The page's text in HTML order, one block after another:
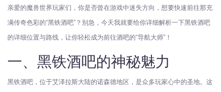
亲爱的魔兽世界玩家们，你是否曾在游戏中迷失方向，想要快速前往那充
满传奇色彩的“黑铁酒吧”？别急，今天我就要给你详细解析一下黑铁酒吧
的详细位置与路线，让你轻松成为前往酒吧的“导航大师”！
一、黑铁酒吧的神秘魅力
黑铁酒吧，位于艾泽拉斯大陆的诺森德地区，是众多玩家心中的圣地。这